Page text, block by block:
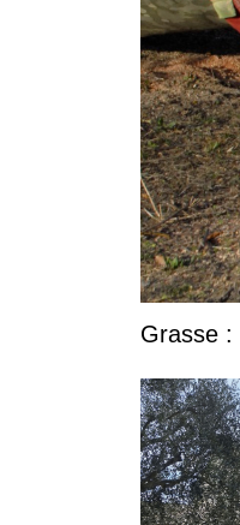
Grasse :